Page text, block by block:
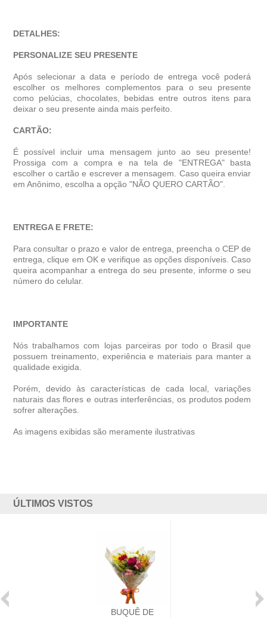
DETALHES:
PERSONALIZE SEU PRESENTE
Após selecionar a data e período de entrega você poder
escolher os melhores complementos para o seu presente
como pelúcias, chocolates, bebidas entre outros itens para
deixar o seu presente ainda mais perfeito.
CARTÃO:
É possível incluir uma mensagem junto ao seu presente!
Prossiga com a compra e na tela de "ENTREGA" basta
escolher o cartão e escrever a mensagem. Caso queira enviar
em Anônimo, escolha a opção "NÃO QUERO CARTÃO".
ENTREGA E FRETE:
Para consultar o prazo e valor de entrega, preencha o CEP de
entrega, clique em OK e verifique as opções disponíveis. Caso
queira acompanhar a entrega do seu presente, informe o seu
número do celular.
IMPORTANTE
Nós trabalhamos com lojas parceiras por todo o Brasil que
possuem treinamento, experiência e materiais para manter a
qualidade exigida.
Porém, devido às características de cada local, variações
naturais das flores e outras interferências, os produtos podem
sofrer alterações.
As imagens exibidas são meramente ilustrativas
ÚLTIMOS VISTOS
BUQUÊ DE